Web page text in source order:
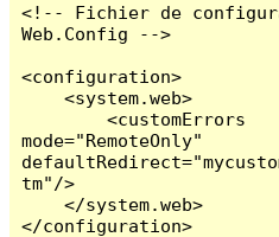
<!-- Fichier de
Web.Config -->
<configuration>
    <system.web>
        <customErrors
mode="RemoteOnly"
tm"/>
    </system.web>
</configuration>